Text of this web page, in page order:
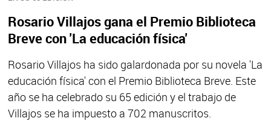
Rosario Villajos gana el Premio Biblioteca
Breve con 'La educación física'
Rosario Villajos ha sido galardonada por su novela 'La
educación física' con el Premio Biblioteca Breve. Este
año se ha celebrado su 65 edición y el trabajo de
Villajos se ha impuesto a 702 manuscritos.